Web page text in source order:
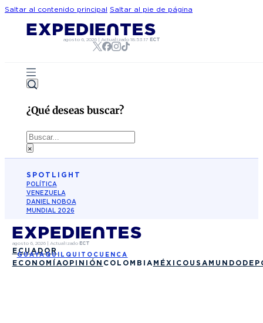
Saltar al contenido principal Saltar al pie de página
agosto 6, 2026| Actualizado 18:53:17 ECT
¿Qué deseas buscar?
Buscar
×
SPOTLIGHT
POLÍTICA
VENEZUELA
DANIEL NOBOA
MUNDIAL 2026
agosto 6, 2026| Actualizado ECT
ECUADOR
GUAYAQUIL QUITO CUENCA
ECONOMÍAOPINIÓN COLOMBIA MÉXICO USA MUNDO